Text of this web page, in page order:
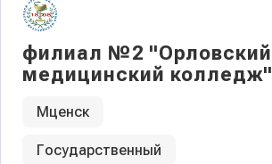
филиал №2
медицинский колледж"
Мценск
Государственный